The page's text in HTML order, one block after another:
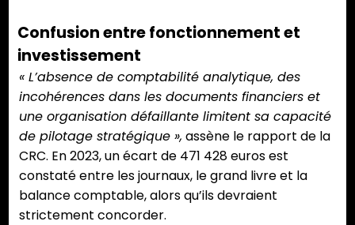
Confusion entre fonctionnement et
investissement
« L’absence de comptabilité analytique, des
incohérences dans les documents financiers et
une organisation défaillante limitent sa capacité
de pilotage stratégique », assène le rapport de la
CRC. En 2023, un écart de 471 428 euros est
constaté entre les journaux, le grand livre et la
balance comptable, alors qu’ils devraient
strictement concorder.